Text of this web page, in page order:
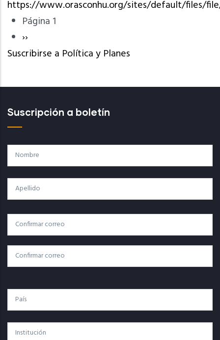
https://www.orasconhu.org/sites/default/files/
Paginación
Página 1
Siguiente
página
››
Suscribirse a Política y Planes
Suscripción a boletín
Nombre
Apellido
Correo
Electrónico
Correo Electrónico
Confirmar Correo
País
Institución